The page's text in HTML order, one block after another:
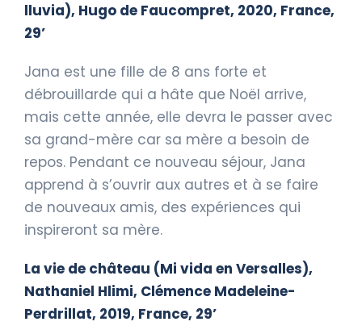
lluvia), Hugo de Faucompret, 2020, France,
29’
Jana est une fille de 8 ans forte et
débrouillarde qui a hâte que Noël arrive,
mais cette année, elle devra le passer avec
sa grand-mère car sa mère a besoin de
repos. Pendant ce nouveau séjour, Jana
apprend à s’ouvrir aux autres et à se faire
de nouveaux amis, des expériences qui
inspireront sa mère.
La vie de château (Mi vida en Versalles),
Nathaniel Hlimi, Clémence Madeleine-
Perdrillat, 2019, France, 29’